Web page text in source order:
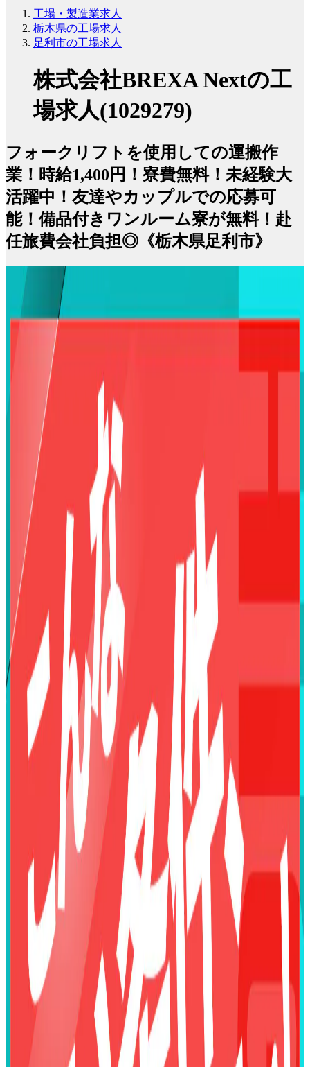
工場・製造業求人
栃木県の工場求人
足利市の工場求人
株式会社BREXA Nextの工
場求人(1029279)
フォークリフトを使用しての運搬作
業！時給1,400円！寮費無料！未経験大
活躍中！友達やカップルでの応募可
能！備品付きワンルーム寮が無料！赴
任旅費会社負担◎《栃木県足利市》